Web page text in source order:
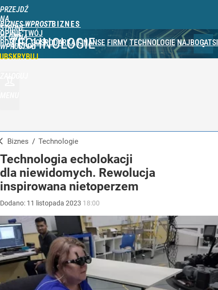
PRZEJDŹ
NA
STRONĘ
GŁÓWNĄ
WPROST.PL
BIZNES WPROST
OPINIE TWÓJ
PORTFEL GOSPODARKA FINANSE FIRMY TECHNOLOGIE NAJBOGATSI
TECHNOLOGIE
Biznes / Technologie
Technologia echolokacji
dla niewidomych. Rewolucja
inspirowana nietoperzem
Dodano: 11 listopada 2023 18:00